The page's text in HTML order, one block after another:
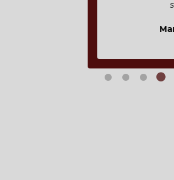
Manprin Advocacia